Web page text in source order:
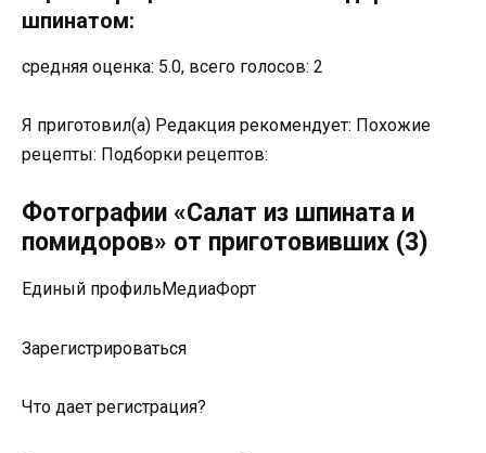
шпинатом:
средняя оценка: 5.0, всего голосов: 2
Я приготовил(а) Редакция рекомендует: Похожие
рецепты: Подборки рецептов:
Фотографии «Салат из шпината и
помидоров» от приготовивших (3)
Единый профильМедиаФорт
Зарегистрироваться
Что дает регистрация?